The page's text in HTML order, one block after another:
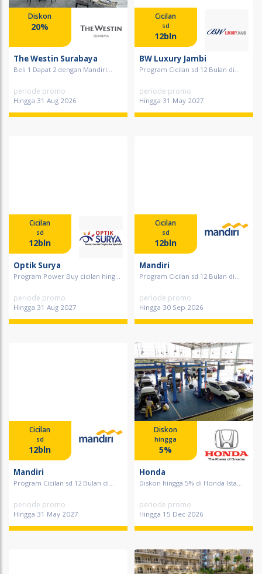
Diskon
20%
The Westin Surabaya
Beli 1 Dapat 2 dengan Mandiri...
periode promo
Hingga 31 Aug 2026
Cicilan
sd
12bln
BW Luxury Jambi
Program Cicilan sd 12 Bulan di...
periode promo
Hingga 31 May 2027
Cicilan
sd
12bln
Optik Surya
Program Power Buy cicilan hing...
periode promo
Hingga 31 Aug 2027
Cicilan
sd
12bln
Mandiri
Program Cicilan sd 12 Bulan di...
periode promo
Hingga 30 Sep 2026
Cicilan
sd
12bln
Mandiri
Program Cicilan sd 12 Bulan di...
periode promo
Hingga 31 May 2027
Diskon
hingga
5%
Honda
Diskon hingga 5% di Honda Ista...
periode promo
Hingga 15 Dec 2026